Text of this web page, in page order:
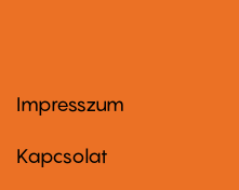
Footer
first
Impresszum
Kapcsolat